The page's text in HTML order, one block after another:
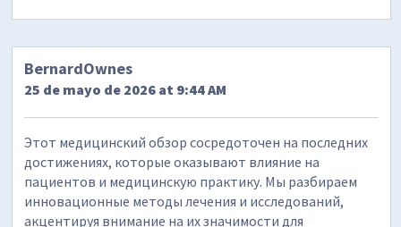
BernardOwnes
25 de mayo de 2026 at 9:44 AM
Этот медицинский обзор сосредоточен на последних
достижениях, которые оказывают влияние на
пациентов и медицинскую практику. Мы разбираем
инновационные методы лечения и исследований,
акцентируя внимание на их значимости для